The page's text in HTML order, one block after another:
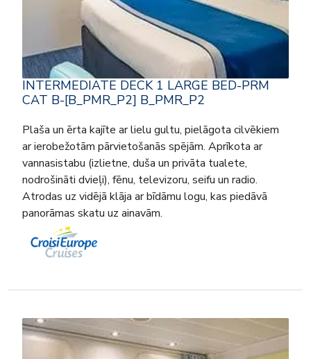
INTERMEDIATE DECK 1 LARGE BED-PRM
CAT B-[B_PMR_P2] B_PMR_P2
Plaša un ērta kajīte ar lielu gultu, pielāgota cilvēkiem
ar ierobežotām pārvietošanās spējām. Aprīkota ar
vannasistabu (izlietne, duša un privāta tualete,
nodrošināti dvieļi), fēnu, televizoru, seifu un radio.
Atrodas uz vidējā klāja ar bīdāmu logu, kas piedāvā
panorāmas skatu uz ainavām.